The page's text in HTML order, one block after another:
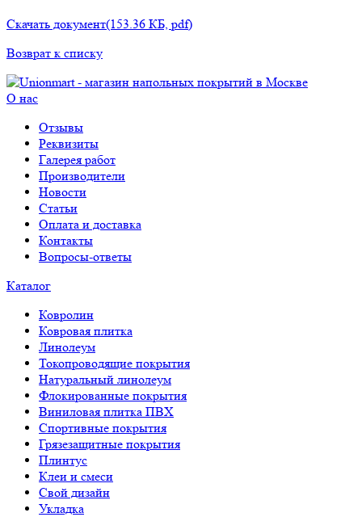
Скачать документ(153.36 КБ, pdf)
Возврат к списку
О нас
Отзывы
Реквизиты
Галерея работ
Производители
Новости
Статьи
Оплата и доставка
Контакты
Вопросы-ответы
Каталог
Ковролин
Ковровая плитка
Линолеум
Токопроводящие покрытия
Натуральный линолеум
Флокированные покрытия
Виниловая плитка ПВХ
Спортивные покрытия
Грязезащитные покрытия
Плинтус
Клеи и смеси
Свой дизайн
Укладка